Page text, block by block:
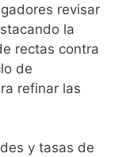
revisar
la
rectas contra
de
refinar las
y tasas de